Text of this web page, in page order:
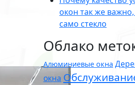
окон так же важно,
само стекло
Облако
Алюминиевые окна
окна